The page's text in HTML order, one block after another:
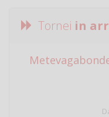
Tornei in